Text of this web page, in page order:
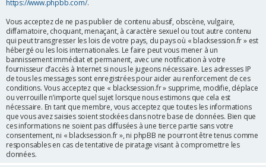
https://www.phpbb.com/.
Vous acceptez de ne pas publier de contenu abusif, obscène, vulgaire,
diffamatoire, choquant, menaçant, à caractère sexuel ou tout autre contenu
qui peut transgresser les lois de votre pays, du pays où « blacksession.fr » est
hébergé ou les lois internationales. Le faire peut vous mener à un
bannissement immédiat et permanent, avec une notification à votre
fournisseur d’accès à Internet si nous le jugeons nécessaire. Les adresses IP
de tous les messages sont enregistrées pour aider au renforcement de ces
conditions. Vous acceptez que « blacksession.fr » supprime, modifie, déplace
ou verrouille n’importe quel sujet lorsque nous estimons que cela est
nécessaire. En tant que membre, vous acceptez que toutes les informations
que vous avez saisies soient stockées dans notre base de données. Bien que
ces informations ne soient pas diffusées à une tierce partie sans votre
consentement, ni « blacksession.fr », ni phpBB ne pourront être tenus comme
responsables en cas de tentative de piratage visant à compromettre les
données.